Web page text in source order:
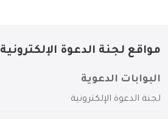
مواقع لجنة الدعوة الإلكترونية
البوابات الدعوية
لجنة الدعوة الإلكترونية